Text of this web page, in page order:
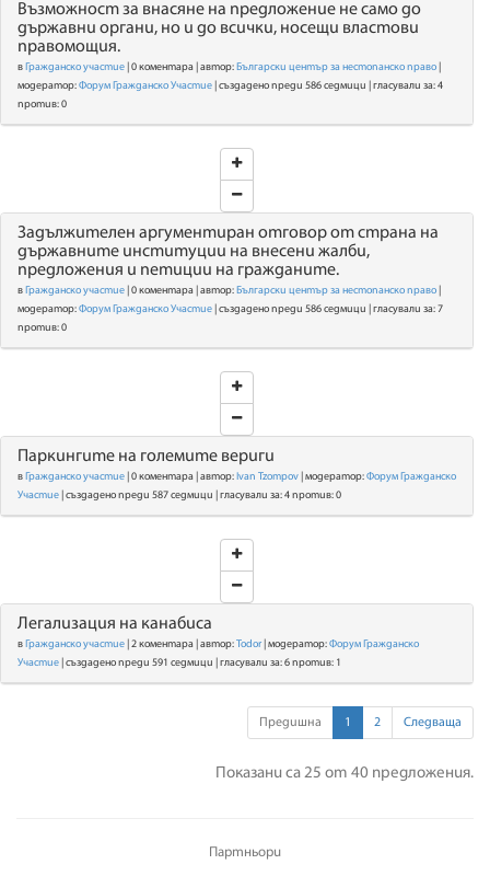
Възможност за внасяне на предложение не само до
държавни органи, но и до всички, носещи властови
правомощия.
в Гражданско участие | 0 коментара | автор: Български център за нестопанско право
модератор:Форум Гражданско Участие | създадено преди 586 седмици | гласували за: 4
против: 0
Задължителен аргументиран отговор от страна на
държавните институции на внесени жалби,
предложения и петиции на гражданите.
в Гражданско участие | 0 коментара | автор: Български център за нестопанско право
модератор:Форум Гражданско Участие | създадено преди 586 седмици | гласували за: 7
против: 0
Паркингите на големите вериги
в Гражданско участие | 0 коментара | автор: Ivan Tzompov | модератор:Форум Гражданско
Участие | създадено преди 587 седмици | гласували за: 4 против: 0
Легализация на канабиса
в Гражданско участие | 2 коментара | автор:Todor | модератор:Форум Гражданско
Участие | създадено преди 591 седмици | гласували за: 6 против: 1
Предишна 1 2 Следваща
Показани са 25 от 40 предложения.
Партньори